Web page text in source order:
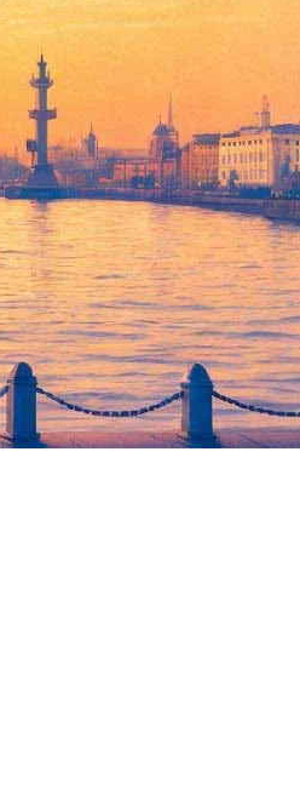
отношение к новости, которая
кладбища».
Давайте сделаем это. А на